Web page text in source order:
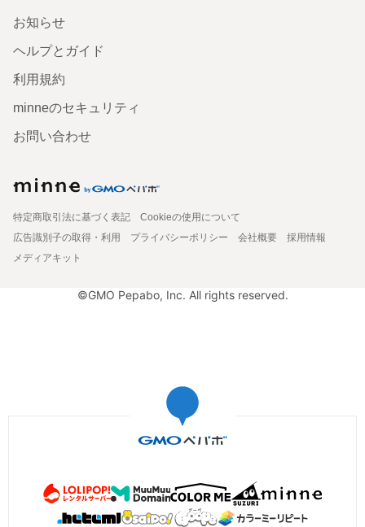
お知らせ
ヘルプとガイド
利用規約
minneのセキュリティ
お問い合わせ
特定商取引法に基づく表記
Cookieの使用について
広告識別子の取得・利用
プライバシーポリシー 会社概要
採用情報
メディアキット
©GMO Pepabo, Inc. All rights reserved.